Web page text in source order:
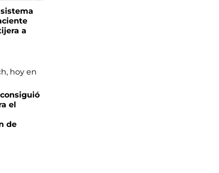
a
el
de